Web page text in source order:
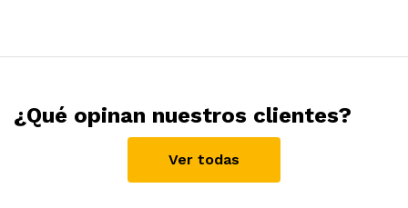
¿Qué opinan nuestros clientes?
Ver todas